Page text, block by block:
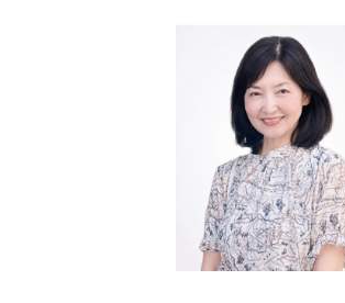
있습니다. 곁에 계신 우리 대학 구성원들
사실에 더욱 감사한 마음이 큽니다. - 동원
있었던 이유를 어떻게 생각하십니까?상
훌륭한 교수님들이 많으신데 어떻게 저한
돌아왔을까 생각해봤습니다. 아무래도 다
개발 적용하고 연구한 교수법을 학생들에
실질적인 성과를 냈기 때문이 아닐까 합
태국학과 학과장, 특수외국어교육진흥원